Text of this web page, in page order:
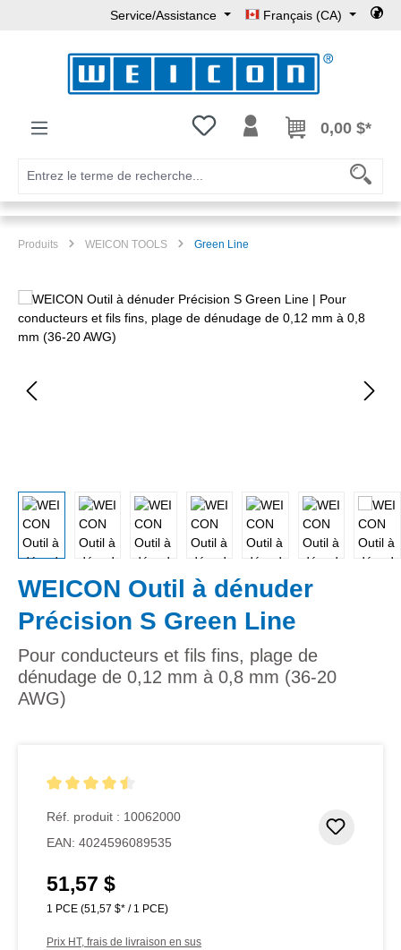
Passer au contenu principal
Service/Assistance Français (CA)
Vous avez 0 articles dans votre
0,00 $*
Produits WEICON TOOLS Green Line
Ignorer la galerie d'images
WEICON Outil à dénuder
Précision S Green Line
Pour conducteurs et fils fins, plage de
dénudage de 0,12 mm à 0,8 mm (36-20
AWG)
Réf. produit : 10062000
EAN: 4024596089535
Prix régulier :
51,57 $
1 PCE (51,57 $* / 1 PCE)
Prix HT, frais de livraison en sus